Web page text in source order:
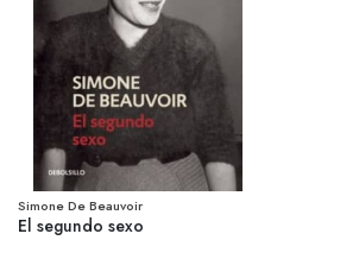
Simone De Beauvoir
El segundo sexo